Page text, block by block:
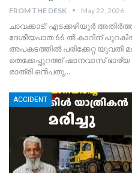
FROM THE DESK May 22, 2026
ചാവക്കാട്: എടക്കഴിയൂർ
ദേശീയപാത 66 ൽ കാറിന്
അപകടത്തിൽ പരിക്കേറ്റ യുവതി
തെക്കേപ്പുറത്ത് ഷാനവാസ്
രാത്രി ഒൻപതു…
ACCIDENT